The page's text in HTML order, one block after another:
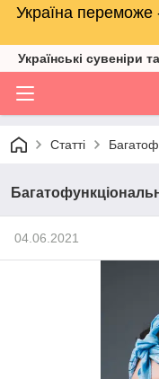
Україна
Українські сувеніри
Статті
04.06.2021